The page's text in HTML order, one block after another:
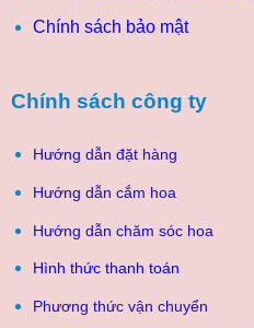
Chính sách bảo mật
Chính sách công ty
Hướng dẫn đặt hàng
Hướng dẫn cắm hoa
Hướng dẫn chăm sóc hoa
Hình thức thanh toán
Phương thức vận chuyển